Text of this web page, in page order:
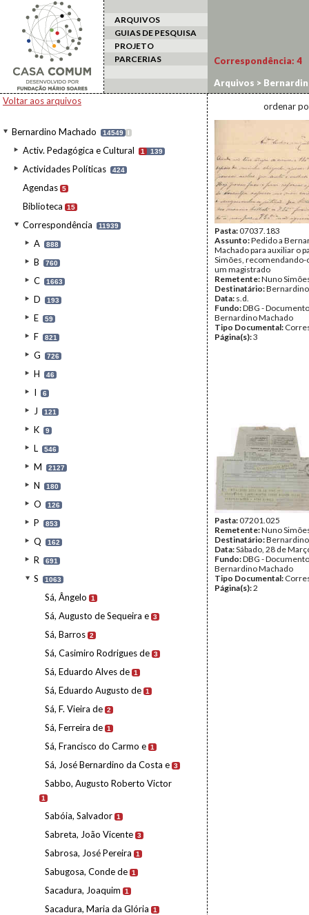
ARQUIVOS
GUIAS DE PESQUISA
PROJETO
PARCERIAS
Voltar aos arquivos
Bernardino Machado 14549 I
Activ. Pedagógica e Cultural 1 139
Actividades Políticas 424
Agendas 5
Biblioteca 15
Correspondência 11939
A 888
B 760
C 1663
D 193
E 59
F 821
G 726
H 46
I 6
J 121
K 9
L 546
M 2127
N 180
O 126
P 853
Q 162
R 691
S 1063
Sá, Ângelo 1
Sá, Augusto de Sequeira e 3
Sá, Barros 2
Sá, Casimiro Rodrigues de 3
Sá, Eduardo Alves de 1
Sá, Eduardo Augusto de 1
Sá, F. Vieira de 2
Sá, Ferreira de 1
Sá, Francisco do Carmo e 1
Sá, José Bernardino da Costa e 3
Sabbo, Augusto Roberto Victor
1
Sabóia, Salvador 1
Sabreta, João Vicente 3
Sabrosa, José Pereira 1
Sabugosa, Conde de 1
Sacadura, Joaquim 1
Sacadura, Maria da Glória 1
Correspondência: 4
Arquivos >
ordenar
Pasta:07037.183
Assunto:Pedido a
Machado para auxiliar o
Simões, recomendando-
um magistrado
Remetente:Nuno
Destinatário:
Data: s.d.
Fundo:DBG -
Bernardino Machado
Tipo Documental:
Página(s):3
Pasta:07201.025
Remetente:Nuno
Destinatário:
Data:Sábado, 28 de
Fundo:DBG -
Bernardino Machado
Tipo Documental:
Página(s):2